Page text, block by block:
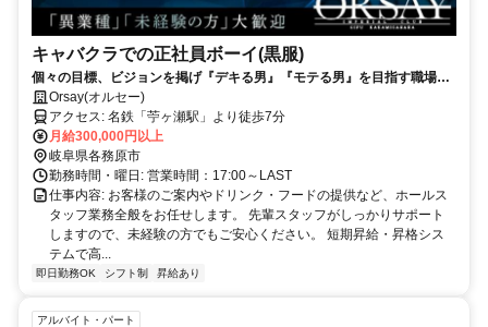
キャバクラでの正社員ボーイ(黒服)
個々の目標、ビジョンを掲げ『デキる男』『モテる男』を目指す職場で
す。Orsay(オルセー)
アクセス: 名鉄「苧ヶ瀬駅」より徒歩7分
月給300,000円以上
岐阜県各務原市
勤務時間・曜日: 営業時間：17:00～LAST
仕事内容: お客様のご案内やドリンク・フードの提供など、ホールス
タッフ業務全般をお任せします。 先輩スタッフがしっかりサポート
しますので、未経験の方でもご安心ください。 短期昇給・昇格シス
テムで高...
即日勤務OK シフト制 昇給あり
アルバイト・パート